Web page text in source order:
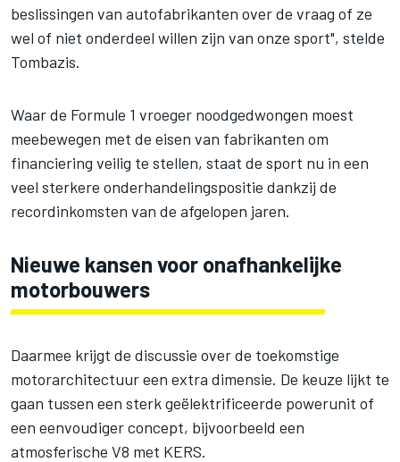
beslissingen van autofabrikanten over de vraag of ze
wel of niet onderdeel willen zijn van onze sport", stelde
Tombazis.
Waar de Formule 1 vroeger noodgedwongen moest
meebewegen met de eisen van fabrikanten om
financiering veilig te stellen, staat de sport nu in een
veel sterkere onderhandelingspositie dankzij de
recordinkomsten van de afgelopen jaren.
Nieuwe kansen voor onafhankelijke
motorbouwers
Daarmee krijgt de discussie over de toekomstige
motorarchitectuur een extra dimensie. De keuze lijkt te
gaan tussen een sterk geëlektrificeerde powerunit of
een eenvoudiger concept, bijvoorbeeld een
atmosferische V8 met KERS.